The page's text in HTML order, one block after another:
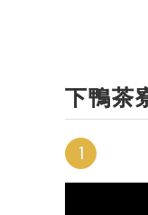
下鴨茶
1